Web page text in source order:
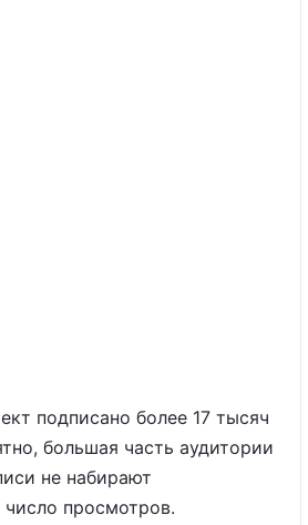
подписано более 17 тысяч
большая часть аудитории
не набирают
просмотров.